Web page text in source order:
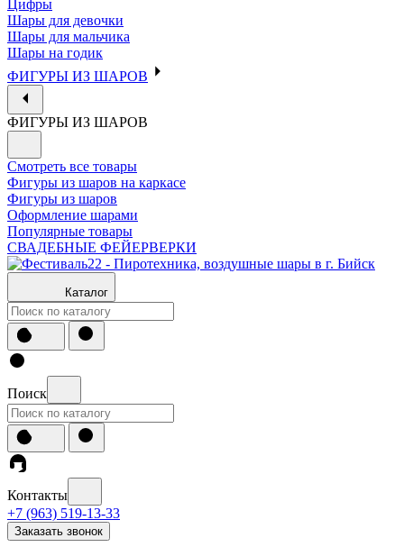
Цифры
Шары для девочки
Шары для мальчика
Шары на годик
ФИГУРЫ ИЗ ШАРОВ
ФИГУРЫ ИЗ ШАРОВ
Смотреть все товары
Фигуры из шаров на каркасе
Фигуры из шаров
Оформление шарами
Популярные товары
СВАДЕБНЫЕ ФЕЙЕРВЕРКИ
Каталог
Поиск
Контакты
+7 (963) 519-13-33
Заказать звонок